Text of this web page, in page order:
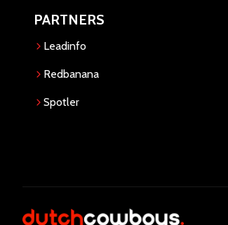
PARTNERS
Leadinfo
Redbanana
Spotler